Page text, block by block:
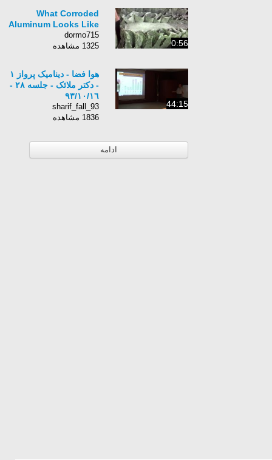
0:56
What Corroded
Aluminum Looks Like
dormo715
1325 مشاهده
44:15
هوا فضا - دینامیک پرواز ۱
- دکتر ملائک - جلسه ٢٨ -
٩٣/١٠/١٦
sharif_fall_93
1836 مشاهده
ادامه